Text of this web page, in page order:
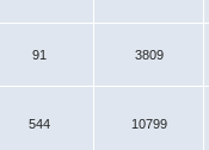
91 3809
544 10799